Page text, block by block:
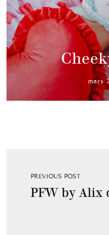
mars
PREVIOUS POST
PFW by Alix